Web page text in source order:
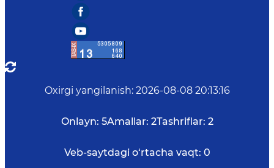
Oxirgi yangilanish: 2026-08-08 20:13:16
Onlayn: 5Amallar: 2Tashriflar: 2
Veb-saytdagi o‘rtacha vaqt: 0